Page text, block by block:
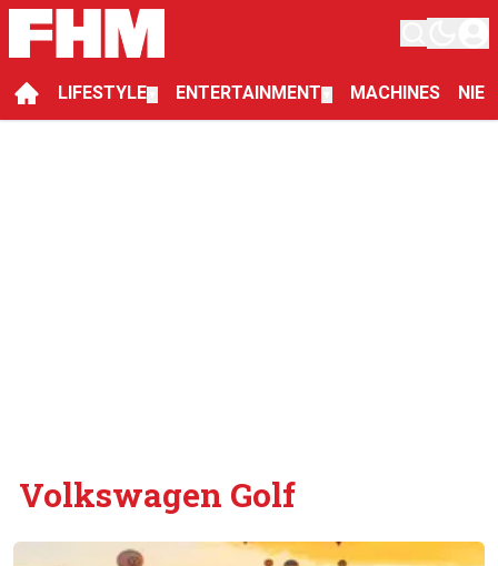
LIFESTYLE ENTERTAINMENT MACHINES
Volkswagen Golf